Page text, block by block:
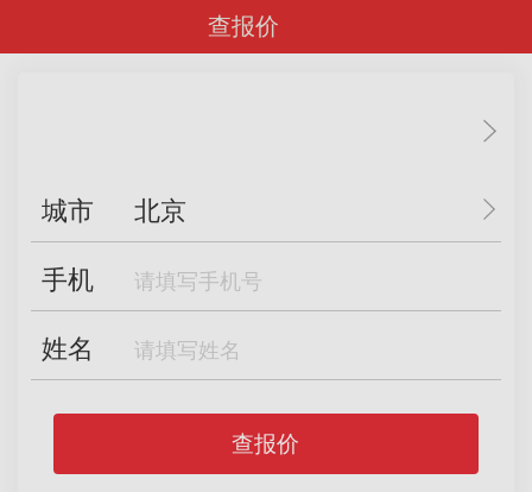
查报价
城市 北京
手机
姓名
查报价